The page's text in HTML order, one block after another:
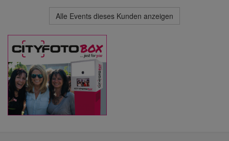
Alle Events dieses Kunden anzeigen